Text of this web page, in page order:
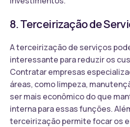
8. Terceirização de
A terceirização de serviços
interessante para reduzir os
Contratar empresas
áreas, como limpeza,
ser mais econômico do que
interna para essas funções.
terceirização permite focar os